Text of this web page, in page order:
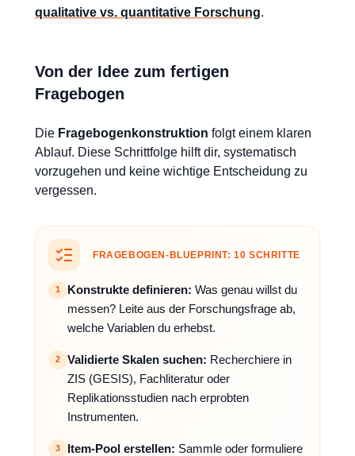
qualitative vs. quantitative Forschung.
Von der Idee zum fertigen
Fragebogen
Die Fragebogenkonstruktion folgt einem klaren
Ablauf. Diese Schrittfolge hilft dir, systematisch
vorzugehen und keine wichtige Entscheidung zu
vergessen.
FRAGEBOGEN-BLUEPRINT: 10 SCHRITTE
1 Konstrukte definieren: Was genau willst du
messen? Leite aus der Forschungsfrage ab,
welche Variablen du erhebst.
2 Validierte Skalen suchen: Recherchiere in
ZIS (GESIS), Fachliteratur oder
Replikationsstudien nach erprobten
Instrumenten.
3 Item-Pool erstellen: Sammle oder formuliere